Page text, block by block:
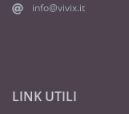
info@vivix.it
LINK UTILI